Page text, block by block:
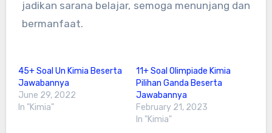
jadikan sarana belajar, semoga menunjang dan
bermanfaat.
45+ Soal Un Kimia Beserta
Jawabannya
June 29, 2022
In "Kimia"
11+ Soal Olimpiade Kimia
Pilihan Ganda Beserta
Jawabannya
February 21, 2023
In "Kimia"